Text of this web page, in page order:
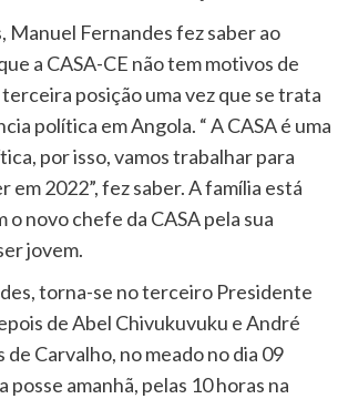
Manuel Fernandes fez saber ao
a CASA-CE não tem motivos de
posição uma vez que se trata
política em Angola. “ A CASA é uma
por isso, vamos trabalhar para
em 2022”, fez saber. A família está
novo chefe da CASA pela sua
jovem.
torna-se no terceiro Presidente
de Abel Chivukuvuku e André
de Carvalho, no meado no dia 09
posse amanhã, pelas 10 horas na